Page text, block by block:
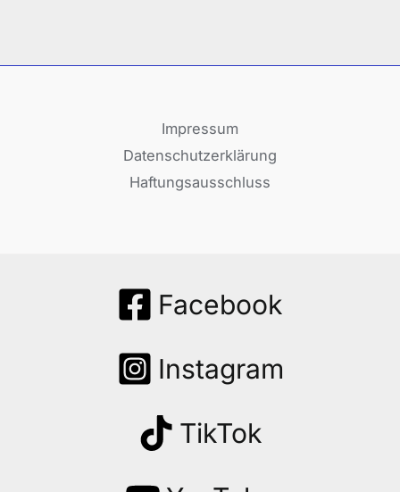
Impressum
Datenschutzerklärung
Haftungsausschluss
Facebook
Instagram
TikTok